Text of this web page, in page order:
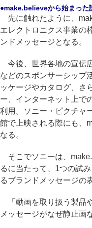
●make.believeから始まった
先に触れたように、
エレクトロニクス事業の
ンドメッセージとなる。
今後、世界各地の宣伝
などのスポンサーシップ
ッケージやカタログ、さ
ー、インターネット上で
利用。ソニー・ピクチャ
館で上映される際にも、
なる。
そこでソニーは、
るに当たって、1つの試
るブランドメッセージの
「動画を取り扱う製品
メッセージがなぜ静止画